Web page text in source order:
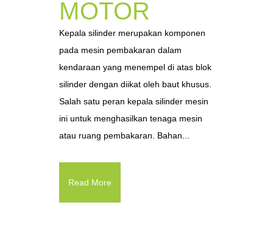
MOTOR
Kepala silinder merupakan komponen
pada mesin pembakaran dalam
kendaraan yang menempel di atas blok
silinder dengan diikat oleh baut khusus.
Salah satu peran kepala silinder mesin
ini untuk menghasilkan tenaga mesin
atau ruang pembakaran. Bahan...
Read More